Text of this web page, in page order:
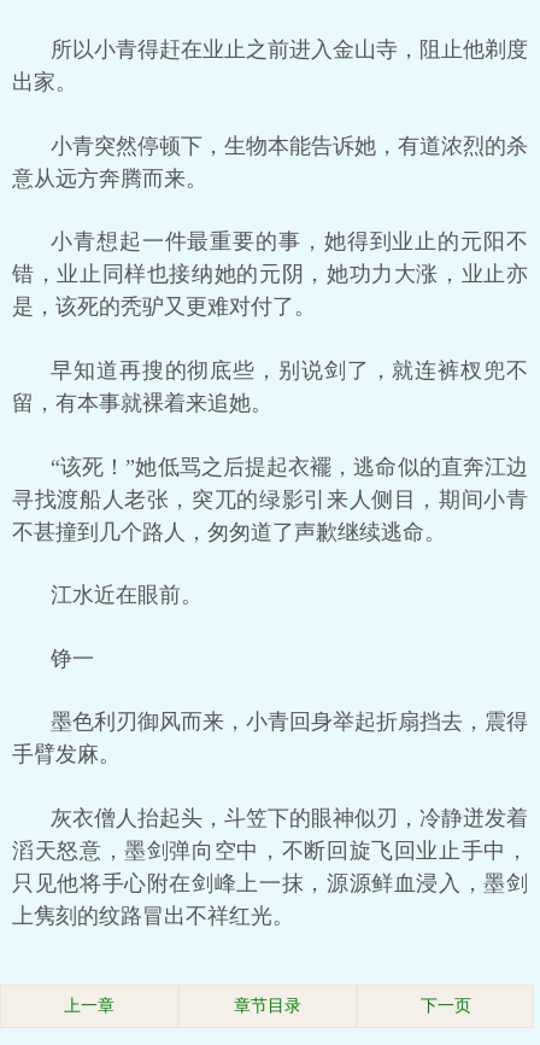
所以小青得赶在业止之前进入金山寺，阻止他剃度
出家。
小青突然停顿下，生物本能告诉她，有道浓烈的杀
意从远方奔腾而来。
小青想起一件最重要的事，她得到业止的元阳不
错，业止同样也接纳她的元阴，她功力大涨，业止亦
是，该死的秃驴又更难对付了。
早知道再搜的彻底些，别说剑了，就连裤杈兜不
留，有本事就裸着来追她。
“该死！”她低骂之后提起衣襬，逃命似的直奔江边
寻找渡船人老张，突兀的绿影引来人侧目，期间小青
不甚撞到几个路人，匆匆道了声歉继续逃命。
江水近在眼前。
铮一
墨色利刃御风而来，小青回身举起折扇挡去，震得
手臂发麻。
灰衣僧人抬起头，斗笠下的眼神似刃，冷静迸发着
滔天怒意，墨剑弹向空中，不断回旋飞回业止手中，
只见他将手心附在剑峰上一抹，源源鲜血浸入，墨剑
上隽刻的纹路冒出不祥红光。
上一章 章节目录 下一页